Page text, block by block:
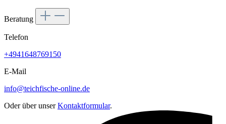
Beratung
Telefon
+4941648769150
E-Mail
info@teichfische-online.de
Oder über unserKontaktformular.